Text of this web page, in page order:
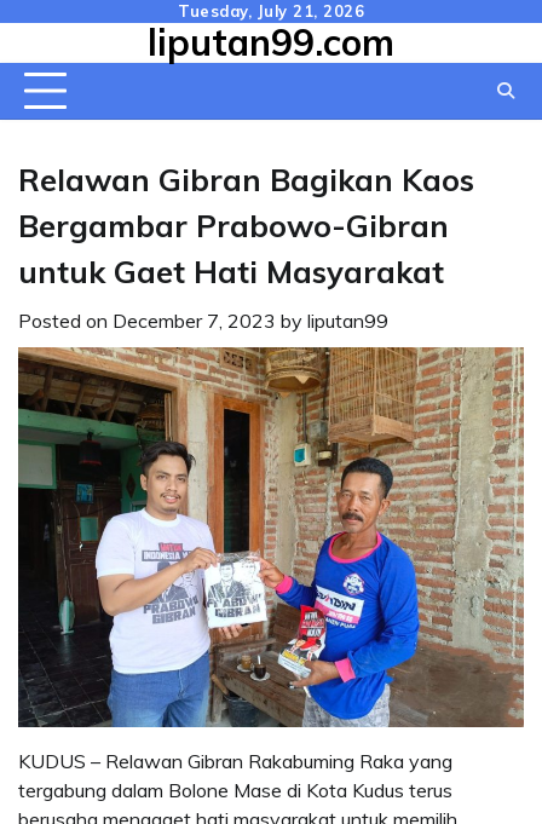
content
Tuesday, July 21, 2026
liputan99.com
Relawan Gibran Bagikan Kaos
Bergambar Prabowo-Gibran
untuk Gaet Hati Masyarakat
Posted on December 7, 2023 by liputan99
KUDUS – Relawan Gibran Rakabuming Raka yang
tergabung dalam Bolone Mase di Kota Kudus terus
berusaha menggaet hati masyarakat untuk memilih